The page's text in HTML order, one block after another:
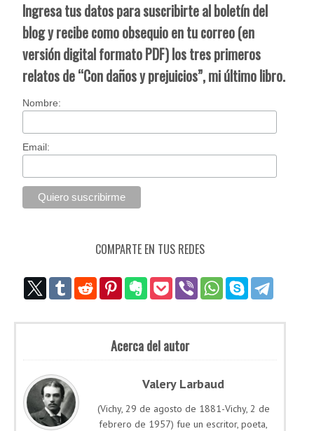
Ingresa tus datos para suscribirte al boletín del
blog y recibe como obsequio en tu correo (en
versión digital formato PDF) los tres primeros
relatos de “Con daños y prejuicios”, mi último libro.
Nombre:
Email:
COMPARTE EN TUS REDES
Acerca del autor
Valery Larbaud
(Vichy, 29 de agosto de 1881-Vichy, 2 de
febrero de 1957) fue un escritor, poeta,